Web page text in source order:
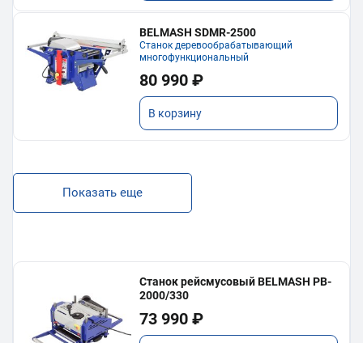
BELMASH SDMR-2500
Станок деревообрабатывающий
многофункциональный
80 990 ₽
В корзину
Показать еще
Станок рейсмусовый BELMASH PB-
2000/330
73 990 ₽